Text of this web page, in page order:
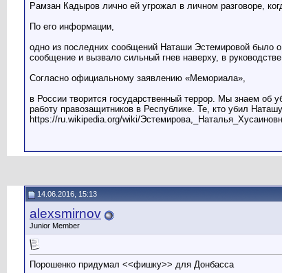
Рамзан Кадыров лично ей угрожал в личном разговоре,
По его информации,
одно из последних сообщений Наташи Эстемировой было
сообщение и вызвало сильный гнев наверху, в
Согласно официальному заявлению «Мемориала»,
в России творится государственный террор. Мы знаем об
работу правозащитников в Республике. Те, кто убил
https://ru.wikipedia.org/wiki/
14.06.2016, 15:13
alexsmirnov
Junior Member
Порошенко придумал <<фишку>> для Донбасса